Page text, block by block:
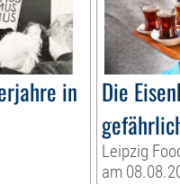
in
Die
Leipzig
am